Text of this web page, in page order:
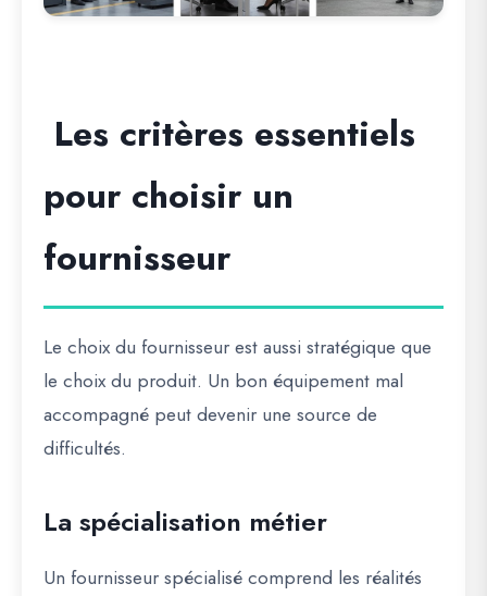
Les critères essentiels
pour choisir un
fournisseur
Le choix du fournisseur est aussi stratégique que
le choix du produit. Un bon équipement mal
accompagné peut devenir une source de
difficultés.
La spécialisation métier
Un fournisseur spécialisé comprend les réalités